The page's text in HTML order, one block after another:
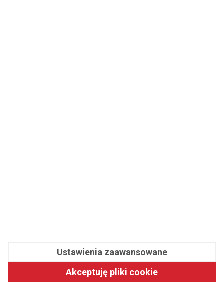
Fit.pl © 2026 Wszystkie prawa zastrzeżone.
Pawelec.info
Ustawienia zaawansowane
Akceptuję pliki cookie